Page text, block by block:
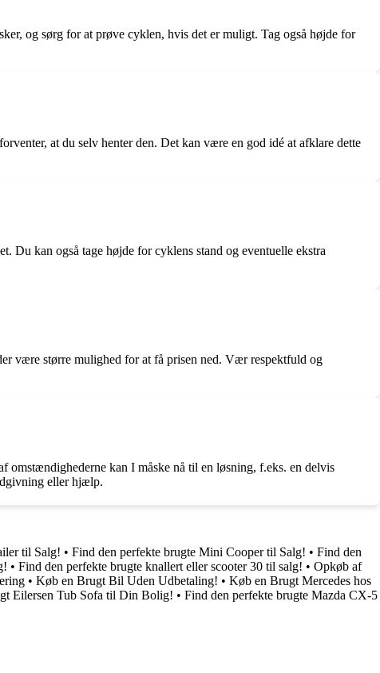
og sørg for at prøve cyklen, hvis det er muligt. Tag også højde for
at du selv henter den. Det kan være en god idé at afklare dette
Du kan også tage højde for cyklens stand og eventuelle ekstra
være større mulighed for at få prisen ned. Vær respektfuld og
kan I måske nå til en løsning, f.eks. en delvis
eller hjælp.
til Salg! • Find den perfekte brugte Mini Cooper til Salg! • Find den
• Find den perfekte brugte knallert eller scooter 30 til salg! • Opkøb af
• Køb en Brugt Bil Uden Udbetaling! • Køb en Brugt Mercedes hos
Eilersen Tub Sofa til Din Bolig! • Find den perfekte brugte Mazda CX-5